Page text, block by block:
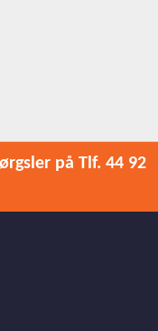
på Tlf. 44 92